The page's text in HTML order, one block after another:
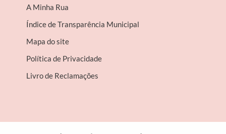
A Minha Rua
Índice de Transparência Municipal
Mapa do site
Política de Privacidade
Livro de Reclamações